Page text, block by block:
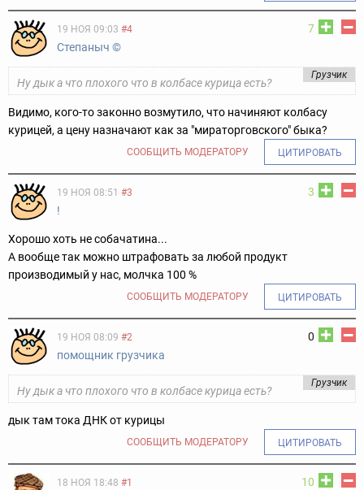
7
19 НОЯ 09:03 #4
Степаныч ©
Грузчик
Ну дык а что плохого что в колбасе курица есть?
Видимо, кого-то законно возмутило, что начиняют колбасу
курицей, а цену назначают как за "мираторговского" быка?
СООБЩИТЬ МОДЕРАТОРУ ЦИТИРОВАТЬ
3
19 НОЯ 08:51 #3
!
Хорошо хоть не собачатина...
А вообще так можно штрафовать за любой продукт
производимый у нас, молчка 100 %
СООБЩИТЬ МОДЕРАТОРУ ЦИТИРОВАТЬ
0
19 НОЯ 08:09 #2
помощник грузчика
Грузчик
Ну дык а что плохого что в колбасе курица есть?
дык там тока ДНК от курицы
СООБЩИТЬ МОДЕРАТОРУ ЦИТИРОВАТЬ
10
18 НОЯ 18:48 #1